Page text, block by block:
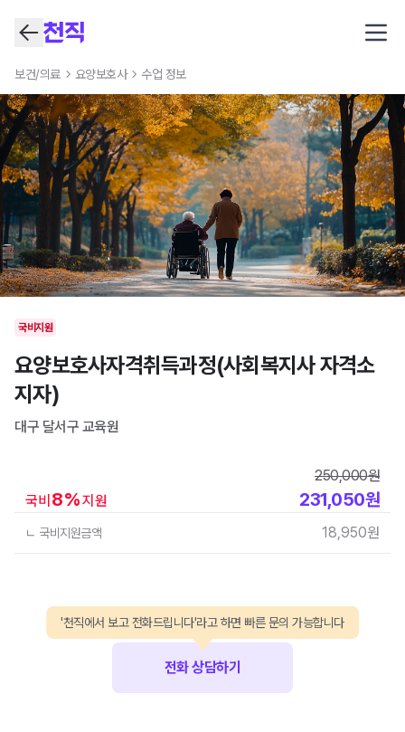
보건/의료 요양보호사 수업 정보
국비지원
요양보호사자격취득과정(사회복지사 자격소
지자)
대구 달서구 교육원
국비 8%지원
250,000원
231,050원
ㄴ 국비지원금액 18,950원
전화 상담하기
'천직에서 보고 전화드립니다'라고 하면 빠른 문의 가능합니다